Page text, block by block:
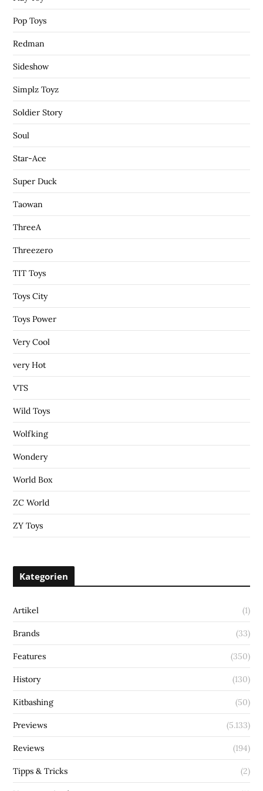
Pop Toys
Redman
Sideshow
Simplz Toyz
Soldier Story
Soul
Star-Ace
Super Duck
Taowan
ThreeA
Threezero
TIT Toys
Toys City
Toys Power
Very Cool
very Hot
VTS
Wild Toys
Wolfking
Wondery
World Box
ZC World
ZY Toys
Kategorien
Artikel (1)
Brands (33)
Features (350)
History (130)
Kitbashing (50)
Previews (5.133)
Reviews (194)
Tipps & Tricks (2)